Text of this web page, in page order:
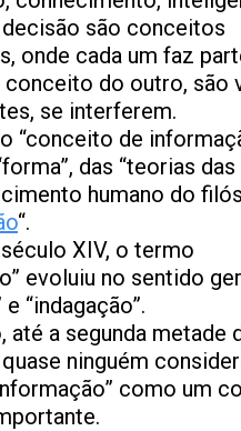
são conceitos
onde cada um faz
conceito do outro, são
se interferem.
“conceito de
das “teorias
humano do
“.
XIV, o termo
evoluiu no sentido
e “indagação”.
até a segunda metade
ninguém
como um